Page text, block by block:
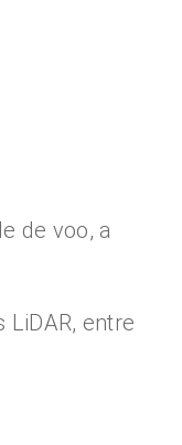
de voo, a
entre